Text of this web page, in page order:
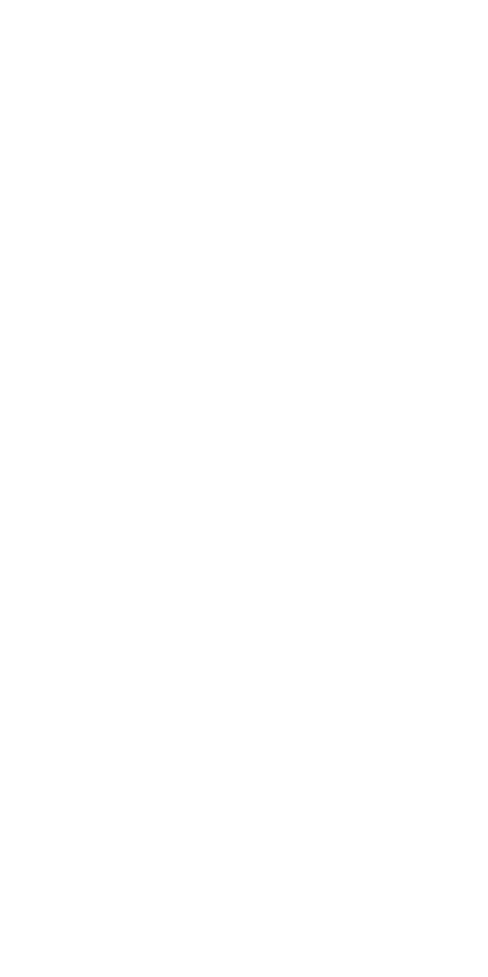
zilnic), seif, balcon 16 m2.
de a prezenta un certificat de casatorie la check-in nu mai vechi
piscina (Duplex Swim Up)